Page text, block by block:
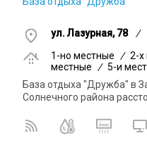
ул. Лазурная, 78 /
1-но местные
/ 2-x
местные
/ 5-и
База отдыха "Дружба" в
Солнечного района